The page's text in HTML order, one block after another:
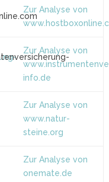
Zur Analyse von
Zur Analyse von
info.de
Zur Analyse von
www.natur-
steine.org
Zur Analyse von
onemate.de